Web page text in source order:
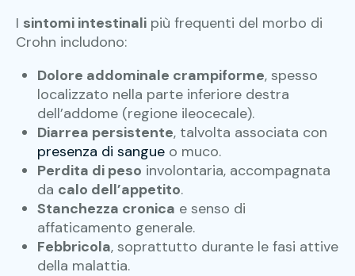
I sintomi intestinali più frequenti del morbo di
Crohn includono:
Dolore addominale crampiforme, spesso
localizzato nella parte inferiore destra
dell’addome (regione ileocecale).
Diarrea persistente, talvolta associata con
presenza di sangue o muco.
Perdita di peso involontaria, accompagnata
da calo dell’appetito.
Stanchezza cronica e senso di
affaticamento generale.
Febbricola, soprattutto durante le fasi attive
della malattia.